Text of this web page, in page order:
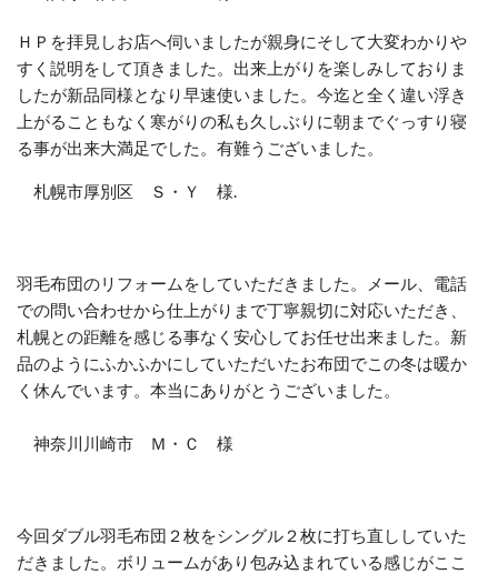
ＨＰを拝見しお店へ伺いましたが親身にそして大変わかりや
すく説明をして頂きました。出来上がりを楽しみしておりま
したが新品同様となり早速使いました。今迄と全く違い浮き
上がることもなく寒がりの私も久しぶりに朝までぐっすり寝
る事が出来大満足でした。有難うございました。
札幌市厚別区 Ｓ・Ｙ 様.
羽毛布団のリフォームをしていただきました。メール、電話
での問い合わせから仕上がりまで丁寧親切に対応いただき、
札幌との距離を感じる事なく安心してお任せ出来ました。新
品のようにふかふかにしていただいたお布団でこの冬は暖か
く休んでいます。本当にありがとうございました。
神奈川川崎市 Ｍ・Ｃ 様
今回ダブル羽毛布団２枚をシングル２枚に打ち直ししていた
だきました。ボリュームがあり包み込まれている感じがここ